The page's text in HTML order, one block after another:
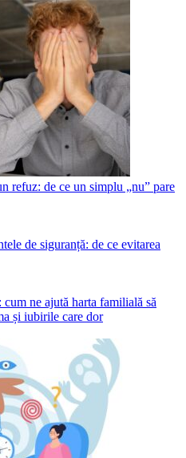
refuz: de ce un simplu „nu” pare
de siguranță: de ce evitarea
cum ne ajută harta familială să
și iubirile care dor